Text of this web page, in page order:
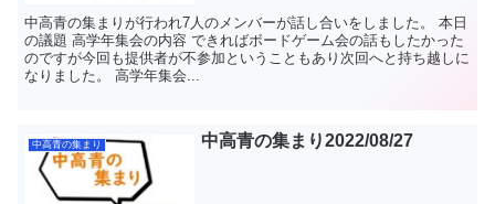
中高青の集まりが行われ7人のメンバーが話し合いをしました。 本日
の議題 高学年集会の内容 できればボードゲーム会の話もしたかった
のですが今回も提供者が不参加ということもあり次回へと持ち越しに
なりました。 高学年集会...
中高青の集まり 中高青の集まり2022/08/27